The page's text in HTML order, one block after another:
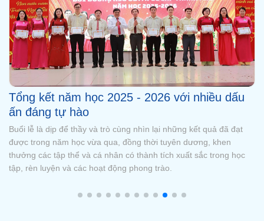
Thông báo về việc sử dụng Logo và tiếp nhận
thông tin qua các kênh truyền thông của
Trường Ngô Thời Nhiệm
Hiện nay, trên các nền tảng mạng xã hội, Nhà trường ghi nhận có
nhiều cá nhân, tổ chức đang sử dụng trái phép logo của Nhà
trường cho các mục đích thương mại phi pháp, cung cấp thông